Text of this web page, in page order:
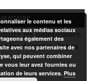
les indésirables.
les données de vos
le contenu et les
aux médias sociaux
également des
avec nos partenaires de
qui peuvent combiner
vous leur avez fournies ou
de leurs services.Plus